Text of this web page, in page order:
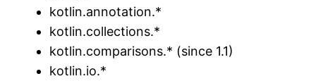
kotlin.annotation.*
kotlin.collections.*
kotlin.comparisons.* (since 1.1)
kotlin.io.*